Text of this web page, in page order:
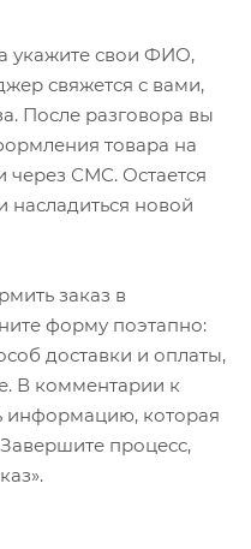
укажите свои ФИО,
свяжется с вами,
После разговора вы
товара на
через СМС. Остается
насладиться новой
заказ в
форму поэтапно:
доставки и оплаты,
В комментарии к
информацию, которая
процесс,